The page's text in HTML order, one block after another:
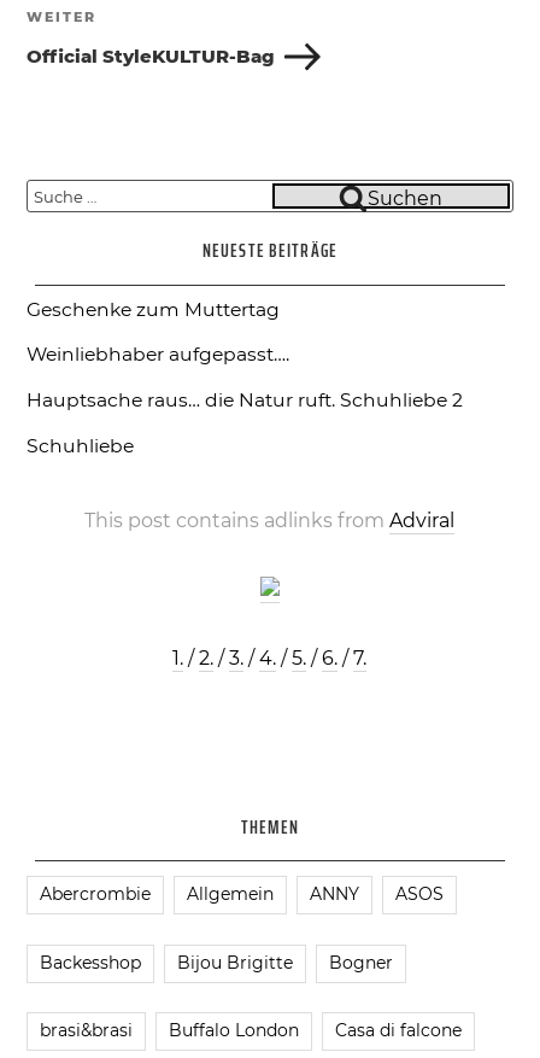
Nächster
Beitrag
WEITER
Official StyleKULTUR-Bag
Suche
Suchen
NEUESTE BEITRÄGE
Geschenke zum Muttertag
Weinliebhaber aufgepasst….
Hauptsache raus… die Natur ruft. Schuhliebe 2
Schuhliebe
This post contains adlinks fromAdviral
1. /2. /3. /4. /5. /6. /7.
THEMEN
Abercrombie Allgemein ANNY ASOS
Backesshop Bijou Brigitte Bogner
brasi&brasi Buffalo London Casa di falcone